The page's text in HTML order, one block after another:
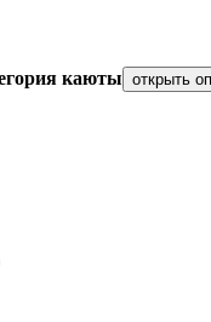
каюты открыть